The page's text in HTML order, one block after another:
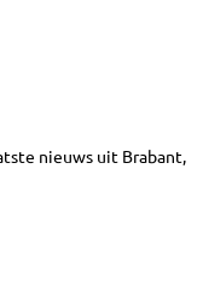
nieuws uit Brabant,